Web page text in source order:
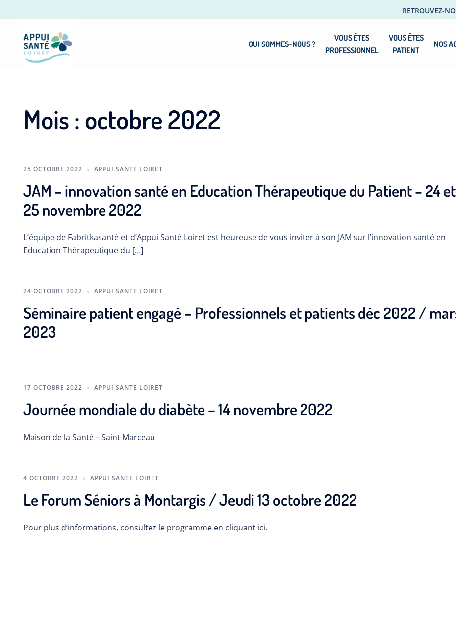
RETROUVEZ-
QUI SOMMES-NOUS ?
VOUS ÊTES
PROFESSIONNEL
VOUS ÊTES
PATIENT
NOS
Mois : octobre 2022
25 OCTOBRE 2022 APPUI SANTE LOIRET
JAM – innovation santé en Education Thérapeutique du Patient – 24 et
25 novembre 2022
L’équipe de Fabritkasanté et d’Appui Santé Loiret est heureuse de vous inviter à son JAM sur l’innovation santé en
Education Thérapeutique du […]
24 OCTOBRE 2022 APPUI SANTE LOIRET
Séminaire patient engagé – Professionnels et patients déc 2022 /
2023
17 OCTOBRE 2022 APPUI SANTE LOIRET
Journée mondiale du diabète – 14 novembre 2022
Maison de la Santé – Saint Marceau
4 OCTOBRE 2022 APPUI SANTE LOIRET
Le Forum Séniors à Montargis / Jeudi 13 octobre 2022
Pour plus d’informations, consultez le programme en cliquant ici.